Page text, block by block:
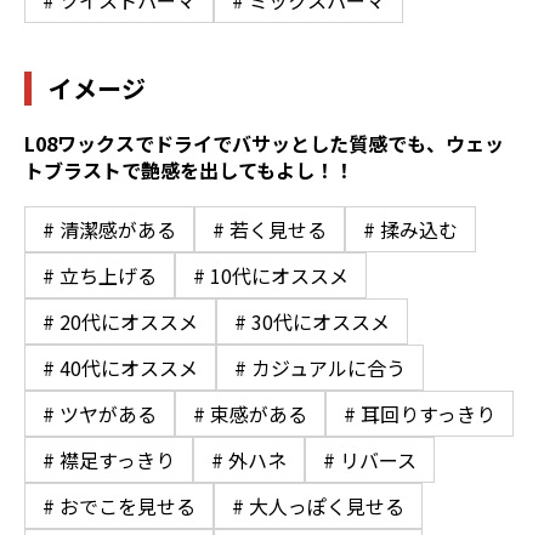
イメージ
L08ワックスでドライでバサッとした質感でも、ウェッ
トブラストで艶感を出してもよし！！
# 清潔感がある # 若く見せる
# 揉み込む
# 立ち上げる
# 10代にオススメ
# 20代にオススメ
# 30代にオススメ
# 40代にオススメ
# カジュアルに合う
# ツヤがある
# 束感がある
# 耳回りすっきり
# 襟足すっきり
# 外ハネ
# リバース
# おでこを見せる
# 大人っぽく見せる